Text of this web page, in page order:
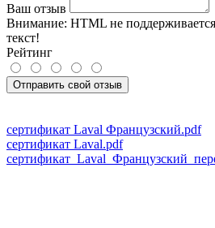
Ваш отзыв
Внимание: HTML не
текст!
Рейтинг
Отправить свой отзыв
сертификат Laval Французский.pdf
сертификат Laval.pdf